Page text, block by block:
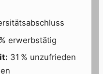
erwerbstätig
31 % unzufrieden